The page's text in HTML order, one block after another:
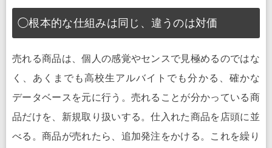
◯根本的な仕組みは同じ、違うのは対価
売れる商品は、個人の感覚やセンスで見極めるのではな
く、あくまでも高校生アルバイトでも分かる、確かな
データベースを元に行う。売れることが分かっている商
品だけを、新規取り扱いする。仕入れた商品を店頭に並
べる。商品が売れたら、追加発注をかける。これを繰り